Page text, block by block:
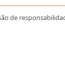
de